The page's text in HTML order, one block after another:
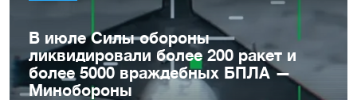
В июле Силы обороны
ликвидировали более 200 ракет и
более 5000 враждебных БПЛА —
Минобороны